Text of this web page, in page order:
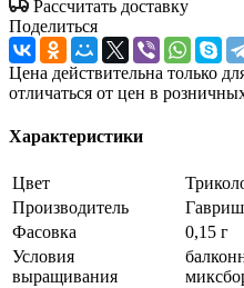
Рассчитать доставку
Поделиться
Цена действительна только
отличаться от цен в
Характеристики
Цвет
Производитель
Гавриш
Фасовка
0,15 г
Условия
выращивания